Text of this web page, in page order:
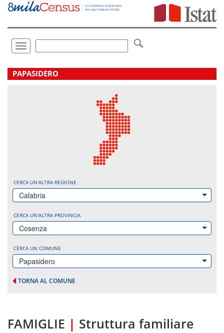
Vai
direttamente
Toggle
navigation
.
PAPASIDERO
CERCA UN'ALTRA REGIONE
Calabria
CERCA UN'ALTRA PROVINCIA
Cosenza
CERCA UN COMUNE
Papasidero
TORNA AL COMUNE
FAMIGLIE | Struttura familiare